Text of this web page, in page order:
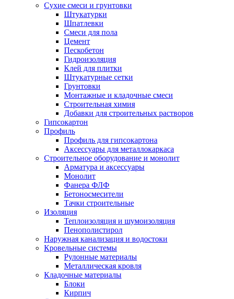
Сухие смеси и грунтовки
Штукатурки
Шпатлевки
Смеси для пола
Цемент
Пескобетон
Гидроизоляция
Клей для плитки
Штукатурные сетки
Грунтовки
Монтажные и кладочные смеси
Строительная химия
Добавки для строительных растворов
Гипсокартон
Профиль
Профиль для гипсокартона
Аксессуары для металлокаркаса
Строительное оборудование и монолит
Арматура и аксессуары
Монолит
Фанера ФЛФ
Бетоносмесители
Тачки строительные
Изоляция
Теплоизоляция и шумоизоляция
Пенополистирол
Наружная канализация и водостоки
Кровельные системы
Рулонные материалы
Металлическая кровля
Кладочные материалы
Блоки
Кирпич